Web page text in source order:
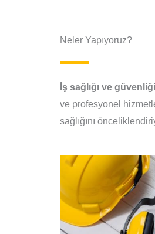
Neler Yapıyoruz?
İş sağlığı ve güvenliği
ve profesyonel
sağlığını